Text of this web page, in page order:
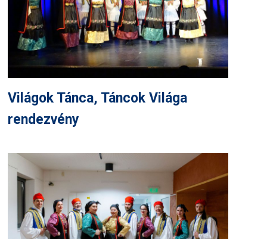
Világok Tánca, Táncok Világa
rendezvény